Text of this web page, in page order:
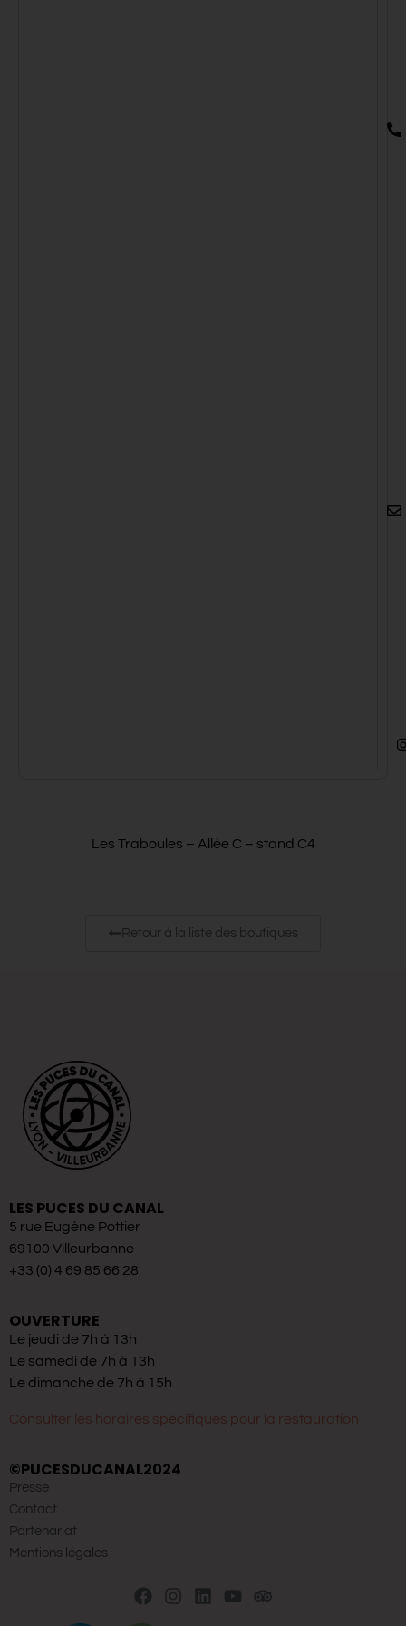
Les Traboules – Allée C – stand C4
Retour à la liste des boutiques
LES PUCES DU CANAL
5 rue Eugène Pottier
69100 Villeurbanne
+33 (0) 4 69 85 66 28
OUVERTURE
Le jeudi de 7h à 13h
Le samedi de 7h à 13h
Le dimanche de 7h à 15h
Consulter les horaires spécifiques pour la restauration
©PUCESDUCANAL2024
Presse
Contact
Partenariat
Mentions légales